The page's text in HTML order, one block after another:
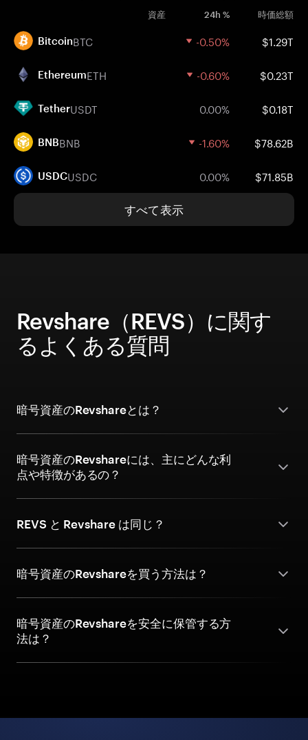
資産 24h % 時価総額
BitcoinBTC -0.50% $1.29T
EthereumETH -0.60% $0.23T
TetherUSDT 0.00% $0.18T
BNBBNB -1.60% $78.62B
USDCUSDC 0.00% $71.85B
すべて表示
Revshare（REVS）に関す
るよくある質問
暗号資産のRevshareとは？
暗号資産のRevshareには、主にどんな利
点や特徴があるの？
REVS と Revshare は同じ？
暗号資産のRevshareを買う方法は？
暗号資産のRevshareを安全に保管する方
法は？